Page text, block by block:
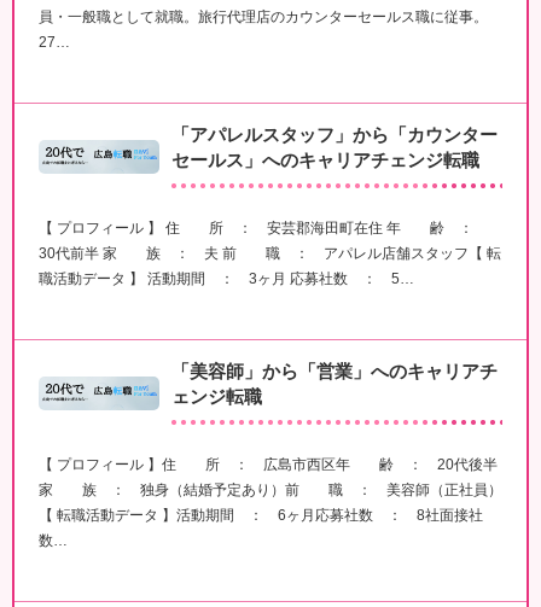
員・一般職として就職。旅行代理店のカウンターセールス職に従事。
27…
「アパレルスタッフ」から「カウンター
セールス」へのキャリアチェンジ転職
【 プロフィール 】 住 所 ： 安芸郡海田町在住 年 齢 ：
30代前半 家 族 ： 夫 前 職 ： アパレル店舗スタッフ【 転
職活動データ 】 活動期間 ： 3ヶ月 応募社数 ： 5…
「美容師」から「営業」へのキャリアチ
ェンジ転職
【 プロフィール 】住 所 ： 広島市西区年 齢 ： 20代後半
家 族 ： 独身（結婚予定あり）前 職 ： 美容師（正社員）
【 転職活動データ 】活動期間 ： 6ヶ月応募社数 ： 8社面接社
数…